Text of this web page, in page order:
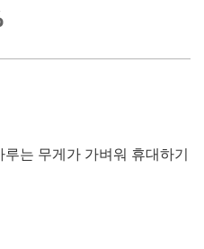
는 무게가 가벼워 휴대하기